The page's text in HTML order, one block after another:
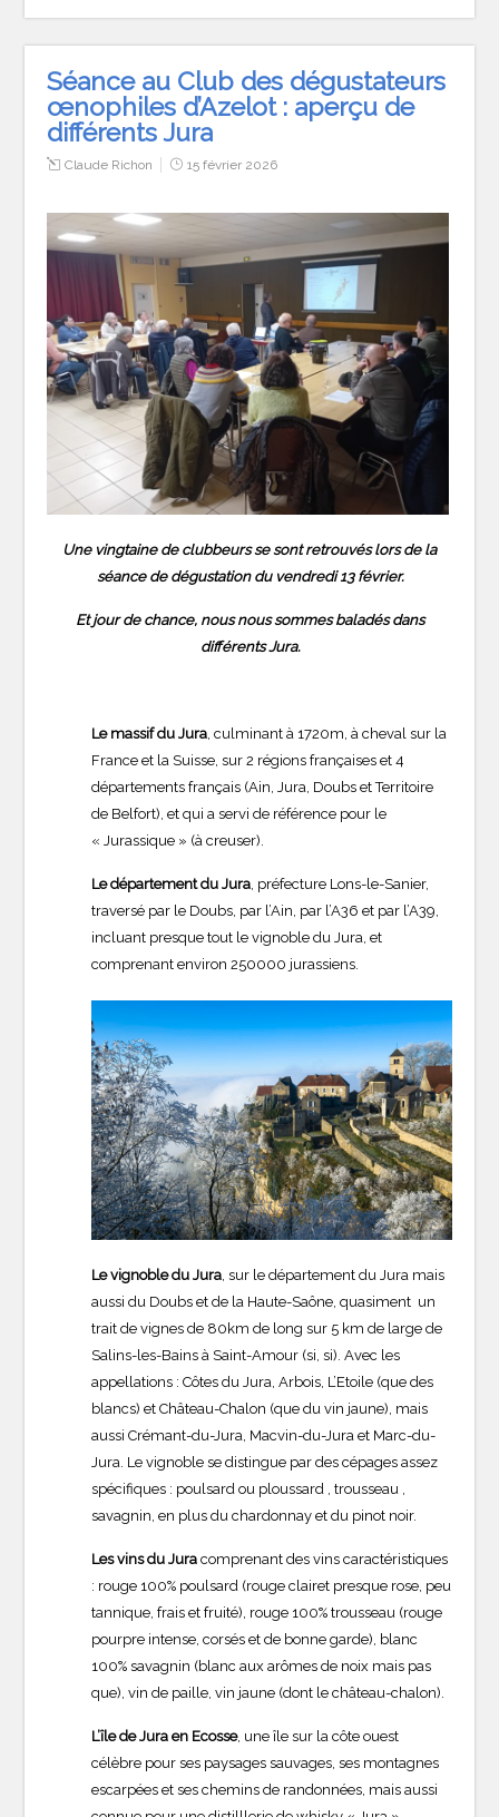
Séance au Club des dégustateurs
œnophiles d’Azelot : aperçu de
différents Jura
Claude Richon 15 février 2026
Une vingtaine de clubbeurs se sont retrouvés lors de la
séance de dégustation du vendredi 13 février.
Et jour de chance, nous nous sommes baladés dans
différents Jura.
Le massif du Jura , culminant à 1720m, à cheval sur la
France et la Suisse, sur 2 régions françaises et 4
départements français (Ain, Jura, Doubs et Territoire
de Belfort), et qui a servi de référence pour le
« Jurassique » (à creuser).
Le département du Jura , préfecture Lons-le-Sanier,
traversé par le Doubs, par l’Ain, par l’A36 et par l’A39,
incluant presque tout le vignoble du Jura, et
comprenant environ 250000 jurassiens.
Le vignoble du Jura, sur le département du Jura mais
aussi du Doubs et de la Haute-Saône, quasiment un
trait de vignes de 80km de long sur 5 km de large de
Salins-les-Bains à Saint-Amour (si, si). Avec les
appellations : Côtes du Jura, Arbois, L’Etoile (que des
blancs) et Château-Chalon (que du vin jaune), mais
aussi Crémant-du-Jura, Macvin-du-Jura et Marc-du-
Jura. Le vignoble se distingue par des cépages assez
spécifiques : poulsard ou ploussard , trousseau ,
savagnin, en plus du chardonnay et du pinot noir.
Les vins du Jura comprenant des vins caractéristiques
: rouge 100% poulsard (rouge clairet presque rose, peu
tannique, frais et fruité), rouge 100% trousseau (rouge
pourpre intense, corsés et de bonne garde), blanc
100% savagnin (blanc aux arômes de noix mais pas
que), vin de paille, vin jaune (dont le château-chalon).
L’île de Jura en Ecosse, une île sur la côte ouest
célèbre pour ses paysages sauvages, ses montagnes
escarpées et ses chemins de randonnées, mais aussi